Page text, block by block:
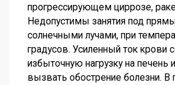
прогрессирующем циррозе,
Недопустимы занятия под
солнечными лучами, при
градусов. Усиленный ток крови
избыточную нагрузку на печень
вызвать обострение болезни. В